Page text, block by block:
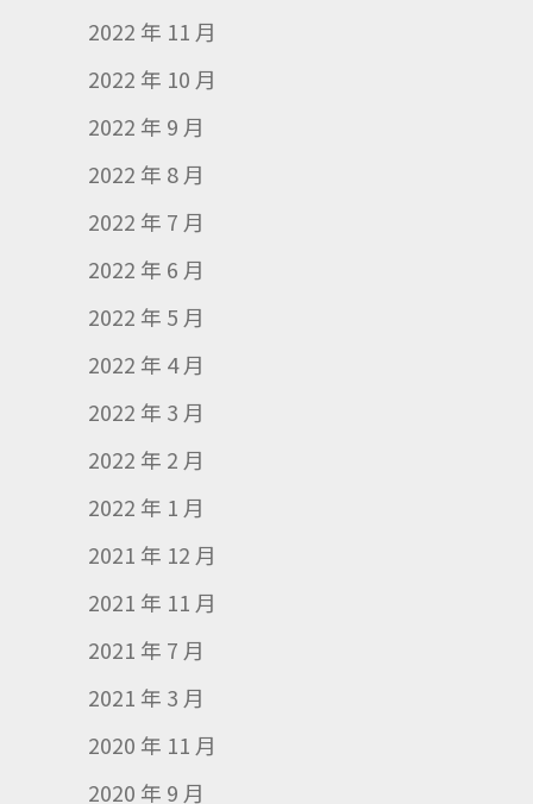
2022 年 11 月
2022 年 10 月
2022 年 9 月
2022 年 8 月
2022 年 7 月
2022 年 6 月
2022 年 5 月
2022 年 4 月
2022 年 3 月
2022 年 2 月
2022 年 1 月
2021 年 12 月
2021 年 11 月
2021 年 7 月
2021 年 3 月
2020 年 11 月
2020 年 9 月